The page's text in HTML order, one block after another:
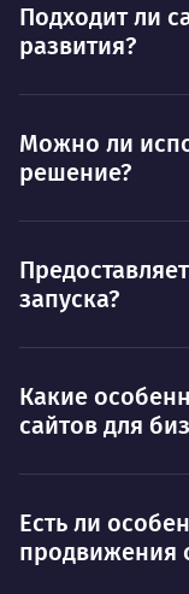
сказано.
Подходит ли
развития?
Можно ли
решение?
запуска?
Какие
сайтов для
Есть ли
продвижения